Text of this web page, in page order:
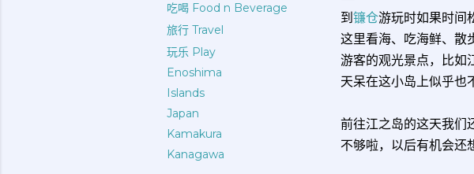
吃喝 Food n Beverage
旅行 Travel
玩乐 Play
Enoshima
Islands
Japan
Kamakura
Kanagawa
到 镰仓游玩时如果时间
这里看海、吃海鲜、散
游客的观光景点，比如
天呆在这小岛上似乎也
前往江之岛的这天我们
不够啦，以后有机会还